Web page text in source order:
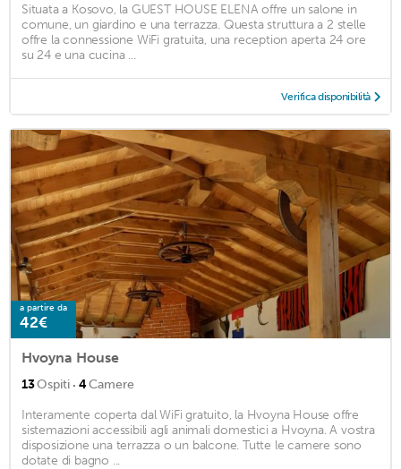
Situata a Kosovo, la GUEST HOUSE ELENA offre un salone in
comune, un giardino e una terrazza. Questa struttura a 2 stelle
offre la connessione WiFi gratuita, una reception aperta 24 ore
su 24 e una cucina ...
Verifica disponibilità
a partire da
42€
Hvoyna House
13Ospiti · 4Camere
Interamente coperta dal WiFi gratuito, la Hvoyna House offre
sistemazioni accessibili agli animali domestici a Hvoyna. A vostra
disposizione una terrazza o un balcone. Tutte le camere sono
dotate di bagno ...